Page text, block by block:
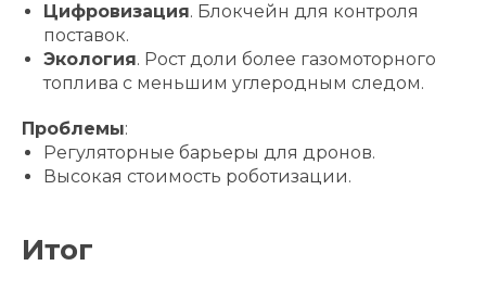
Цифровизация. Блокчейн для контроля
поставок.
Экология. Рост доли более газомоторного
топлива с меньшим углеродным следом.
Проблемы:
Регуляторные барьеры для дронов.
Высокая стоимость роботизации.
Итог